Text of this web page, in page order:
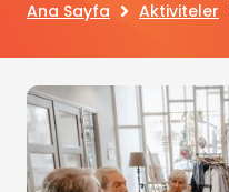
Ana Sayfa Aktiviteler